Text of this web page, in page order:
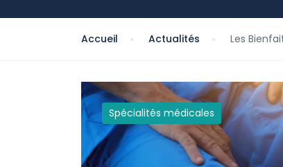
Accueil Actualités Les
Spécialités médicales